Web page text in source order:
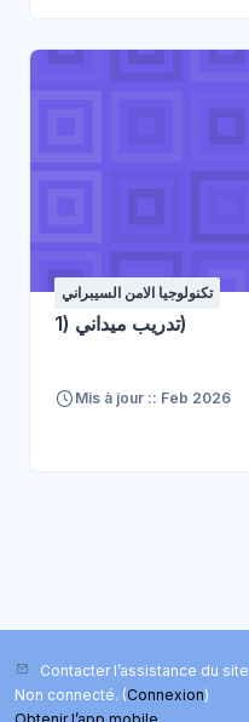
تكنولوجيا الامن السيبراني
تدريب ميداني (1)
Mis à jour :: Feb 2026
Contacter l’assistance du site
Non connecté. (Connexion)